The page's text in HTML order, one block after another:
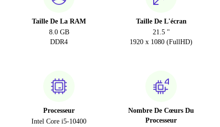
Taille De La RAM
8.0 GB
DDR4
Taille De L'écran
21.5 "
1920 x 1080 (FullHD)
Processeur
Intel Core i5-10400
Nombre De Cœurs Du
Processeur